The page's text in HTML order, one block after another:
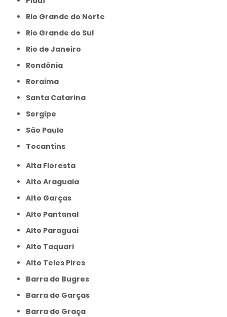
Rio Grande do Norte
Rio Grande do Sul
Rio de Janeiro
Rondônia
Roraima
Santa Catarina
Sergipe
São Paulo
Tocantins
Alta Floresta
Alto Araguaia
Alto Garças
Alto Pantanal
Alto Paraguai
Alto Taquari
Alto Teles Pires
Barra do Bugres
Barra do Garças
Barra do Graça